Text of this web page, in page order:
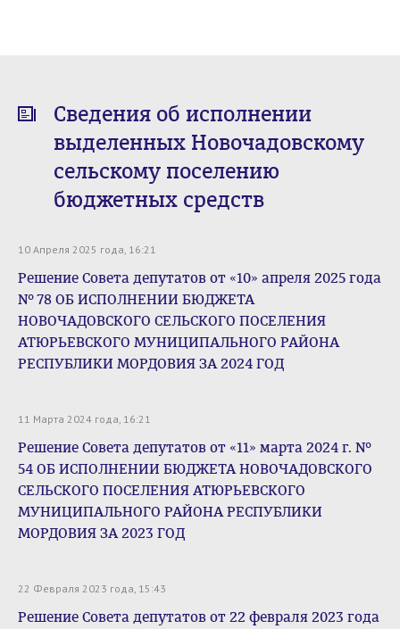
Сведения об исполнении
выделенных Новочадовскому
сельскому поселению
бюджетных средств
10 Апреля 2025 года, 16:21
Решение Совета депутатов от «10» апреля 2025 года
№ 78 ОБ ИСПОЛНЕНИИ БЮДЖЕТА
НОВОЧАДОВСКОГО СЕЛЬСКОГО ПОСЕЛЕНИЯ
АТЮРЬЕВСКОГО МУНИЦИПАЛЬНОГО РАЙОНА
РЕСПУБЛИКИ МОРДОВИЯ ЗА 2024 ГОД
11 Марта 2024 года, 16:21
Решение Совета депутатов от «11» марта 2024 г. №
54 ОБ ИСПОЛНЕНИИ БЮДЖЕТА НОВОЧАДОВСКОГО
СЕЛЬСКОГО ПОСЕЛЕНИЯ АТЮРЬЕВСКОГО
МУНИЦИПАЛЬНОГО РАЙОНА РЕСПУБЛИКИ
МОРДОВИЯ ЗА 2023 ГОД
22 Февраля 2023 года, 15:43
Решение Совета депутатов от 22 февраля 2023 года